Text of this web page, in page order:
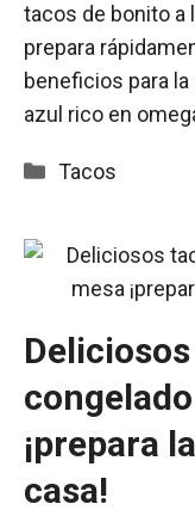
tacos de bonito a
prepara
beneficios para
azul rico en
Categorías
Tacos
¡prepara
casa!